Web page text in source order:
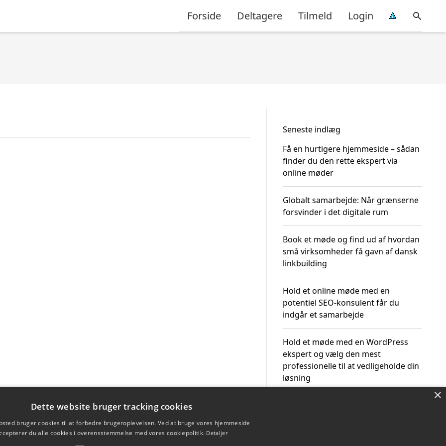
Forside Deltagere Tilmeld Login
Seneste indlæg
Få en hurtigere hjemmeside – sådan
finder du den rette ekspert via
online møder
Globalt samarbejde: Når grænserne
forsvinder i det digitale rum
Book et møde og find ud af hvordan
små virksomheder få gavn af dansk
linkbuilding
Hold et online møde med en
potentiel SEO-konsulent får du
indgår et samarbejde
Hold et møde med en WordPress
ekspert og vælg den mest
professionelle til at vedligeholde din
løsning
×
Dette website bruger tracking cookies
bruger cookies til at forbedre brugeroplevelsen. Ved at bruge vores hjemmeside
du alle cookies i overensstemmelse med vores cookiepolitik. Detaljer